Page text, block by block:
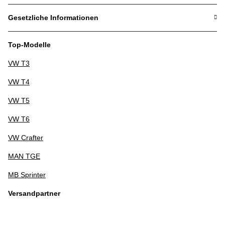
Gesetzliche Informationen
Top-Modelle
VW T3
VW T4
VW T5
VW T6
VW Crafter
MAN TGE
MB Sprinter
Versandpartner